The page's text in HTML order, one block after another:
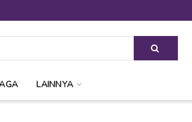
LAINNYA